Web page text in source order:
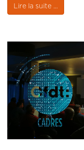
Lire la suite ...